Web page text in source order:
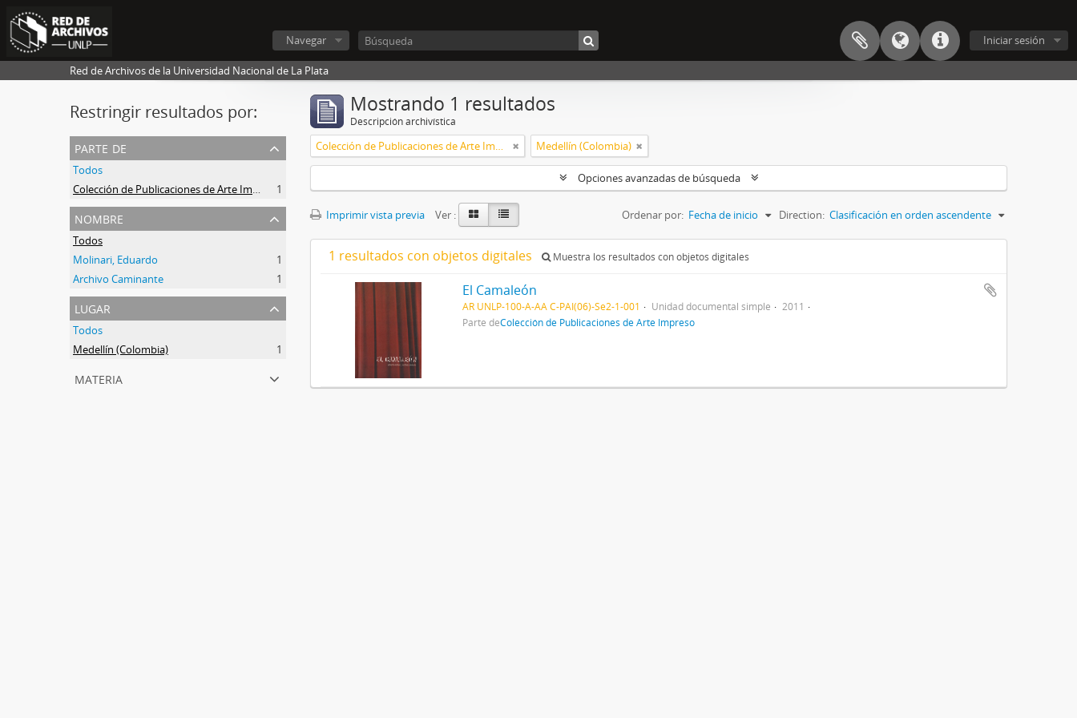
Iniciar sesión
Navegar
Red de Archivos de la Universidad Nacional de La Plata
Restringir resultados por:
parte de
Todos
Colección de Publicaciones de Arte Impreso
1
nombre
Todos
Molinari, Eduardo
1
Archivo Caminante
1
lugar
Todos
Medellín (Colombia)
1
materia
Mostrando 1 resultados
Descripción archivística
Colección de Publicaciones de Arte Impreso Medellín (Colombia)
Opciones avanzadas de búsqueda
Imprimir vista previa Ver : Ordenar por: Fecha de inicio Direction: Clasificación en orden ascendente
1 resultados con objetos digitales Muestra los resultados con objetos digitales
El Camaleón
AR UNLP-100-A-AA C-PAI(06)-Se2-1-001 Unidad documental simple
2011
Parte deColección de Publicaciones de Arte Impreso